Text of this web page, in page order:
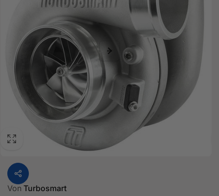
Von Turbosmart